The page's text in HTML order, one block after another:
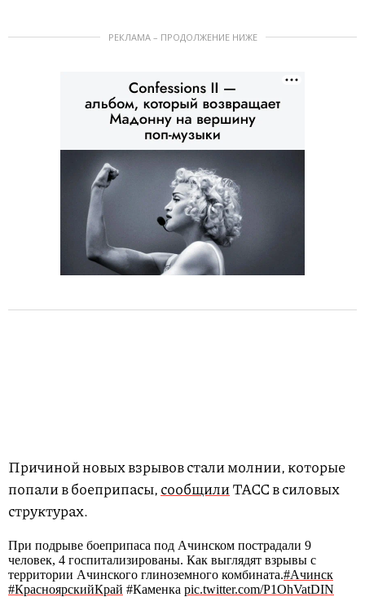
РЕКЛАМА – ПРОДОЛЖЕНИЕ НИЖЕ
Причиной новых взрывов стали молнии, которые
попали в боеприпасы,сообщилиТАСС в силовых
структурах.
При подрыве боеприпаса под Ачинском пострадали 9
человек, 4 госпитализированы. Как выглядят взрывы с
территории Ачинского глиноземного комбината.#Ачинск
#КрасноярскийКрай #Каменка pic.twitter.com/P1OhVatDIN